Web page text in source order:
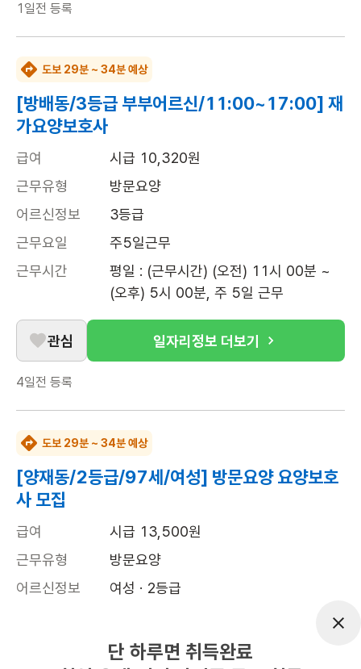
1일전 등록
도보 29분 ~ 34분 예상
[방배동/3등급 부부어르신/11:00~17:00] 재
가요양보호사
급여
시급 10,320원
근무유형
방문요양
어르신정보
3등급
근무요일
주5일근무
근무시간
평일 : (근무시간) (오전) 11시 00분 ~
(오후) 5시 00분, 주 5일 근무
관심 일자리정보 더보기
4일전 등록
도보 29분 ~ 34분 예상
[양재동/2등급/97세/여성] 방문요양 요양보호
사 모집
급여
시급 13,500원
근무유형
방문요양
어르신정보
여성 · 2등급
09:00~17:00
단 하루면 취득완료